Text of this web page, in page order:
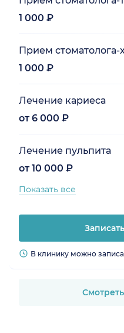
1 000 ₽
Прием стоматолога-
1 000 ₽
Лечение кариеса
от 6 000 ₽
Лечение пульпита
от 10 000 ₽
Показать все
В клинику можно